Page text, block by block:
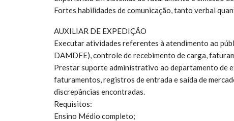
Fortes habilidades de comunicação, tanto verbal
AUXILIAR DE EXPEDIÇÃO
Executar atividades referentes à atendimento ao
DAMDFE), controle de recebimento de carga,
Prestar suporte administrativo ao departamento de
faturamentos, registros de entrada e saída de
discrepâncias encontradas.
Requisitos:
Ensino Médio completo;